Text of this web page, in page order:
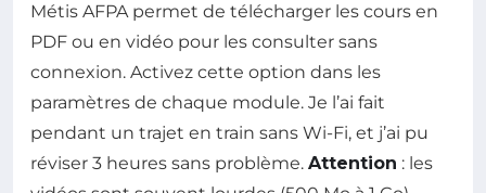
Métis AFPA permet de télécharger les cours en
PDF ou en vidéo pour les consulter sans
connexion. Activez cette option dans les
paramètres de chaque module. Je l’ai fait
pendant un trajet en train sans Wi-Fi, et j’ai pu
réviser 3 heures sans problème. Attention : les